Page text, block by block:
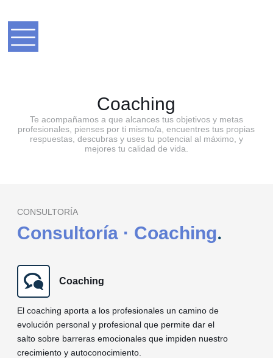
Coaching
Te acompañamos a que alcances tus objetivos y metas
profesionales, pienses por ti mismo/a, encuentres tus propias
respuestas, descubras y uses tu potencial al máximo, y
mejores tu calidad de vida.
CONSULTORÍA
Consultoría · Coaching
Coaching
El coaching aporta a los profesionales un camino de
evolución personal y profesional que permite dar el
salto sobre barreras emocionales que impiden nuestro
crecimiento y autoconocimiento.